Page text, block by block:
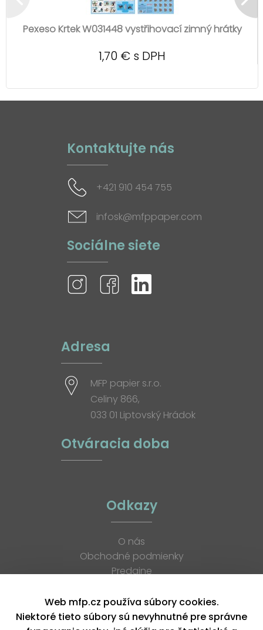
Pexeso Krtek W031448 vystřihovací zimný hrátky
1,70 € s DPH
Kontaktujte nás
+421 910 454 755
infosk@mfppaper.com
Sociálne siete
Adresa
MFP papier s.r.o.
Celiny 866,
033 01 Liptovský Hrádok
Otváracia doba
Odkazy
O nás
Obchodné podmienky
Predajne
K stiahnutiu
Blog
Web mfp.cz používa súbory cookies.
Niektoré tieto súbory sú nevyhnutné pre správne